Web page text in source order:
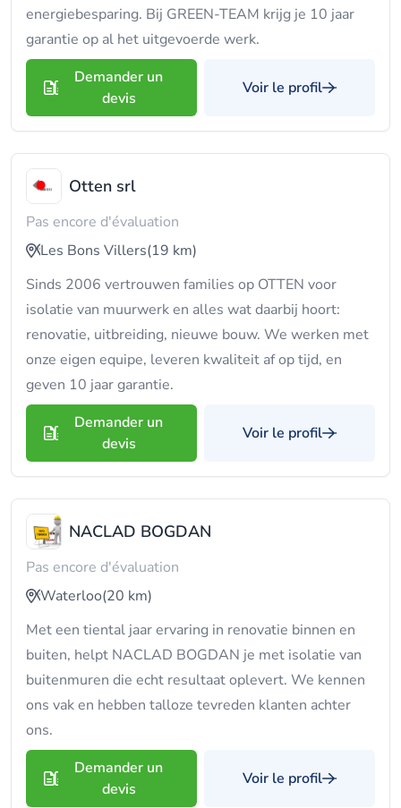
energiebesparing. Bij GREEN-TEAM krijg je 10 jaar
garantie op al het uitgevoerde werk.
Demander un
devis
Voir le profil
Otten srl
Pas encore d'évaluation
Les Bons Villers(19 km)
Sinds 2006 vertrouwen families op OTTEN voor
isolatie van muurwerk en alles wat daarbij hoort:
renovatie, uitbreiding, nieuwe bouw. We werken met
onze eigen equipe, leveren kwaliteit af op tijd, en
geven 10 jaar garantie.
Demander un
devis
Voir le profil
NACLAD BOGDAN
Pas encore d'évaluation
Waterloo(20 km)
Met een tiental jaar ervaring in renovatie binnen en
buiten, helpt NACLAD BOGDAN je met isolatie van
buitenmuren die echt resultaat oplevert. We kennen
ons vak en hebben talloze tevreden klanten achter
ons.
Demander un
devis
Voir le profil